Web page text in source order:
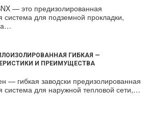
— это предизолированная
система для подземной прокладки,
ГИБКАЯ —
И ПРЕИМУЩЕСТВА
— гибкая заводски предизолированная
система для наружной тепловой сети,…